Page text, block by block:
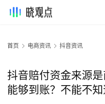
首页 电商资讯 抖音资讯
抖音赔付资金来源
能够到账？不能不知